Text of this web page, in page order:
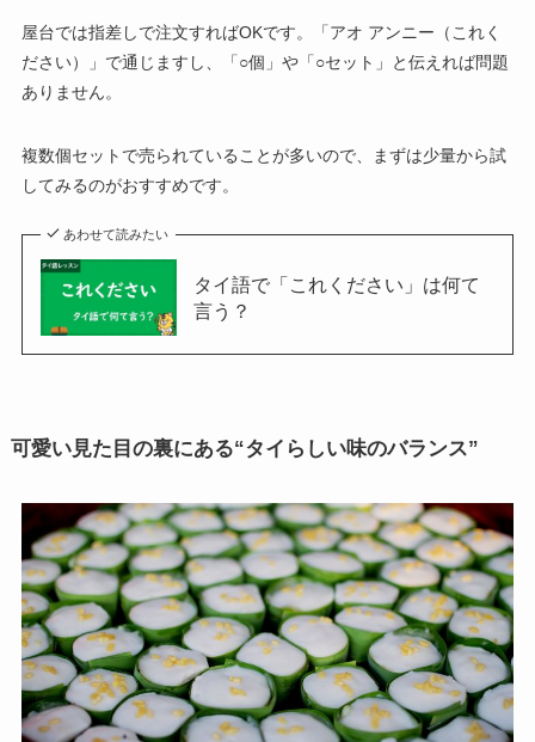
屋台では指差しで注文すればOKです。「アオ アンニー（これく
ださい）」で通じますし、「○個」や「○セット」と伝えれば問題
ありません。
複数個セットで売られていることが多いので、まずは少量から試
してみるのがおすすめです。
あわせて読みたい
タイ語で「これください」は何て
言う？
可愛い見た目の裏にある“タイらしい味のバランス”